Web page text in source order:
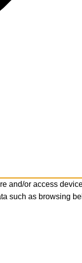
and/or access
such as browsing